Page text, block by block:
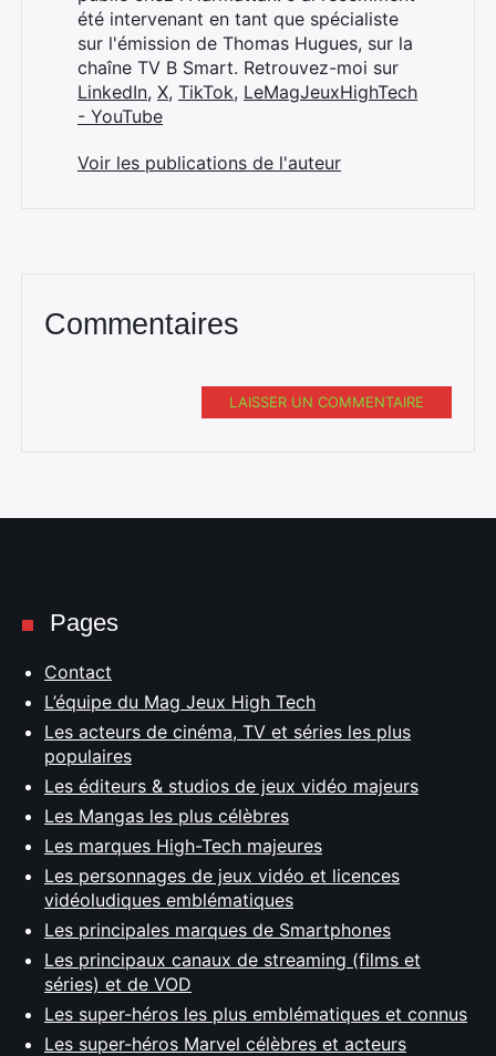
été intervenant en tant que spécialiste
sur l'émission de Thomas Hugues, sur la
chaîne TV B Smart. Retrouvez-moi sur
LinkedIn, X, TikTok, LeMagJeuxHighTech
- YouTube
Voir les publications de l'auteur
Commentaires
LAISSER UN COMMENTAIRE
Pages
Contact
L’équipe du Mag Jeux High Tech
Les acteurs de cinéma, TV et séries les plus
populaires
Les éditeurs & studios de jeux vidéo majeurs
Les Mangas les plus célèbres
Les marques High-Tech majeures
Les personnages de jeux vidéo et licences
vidéoludiques emblématiques
Les principales marques de Smartphones
Les principaux canaux de streaming (films et
séries) et de VOD
Les super-héros les plus emblématiques et connus
Les super-héros Marvel célèbres et acteurs